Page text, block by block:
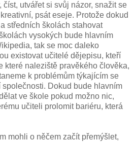
číst, utvářet si svůj názor, snažit se
psát eseje. Protože dokud
středních školách stahovat
vysokých bude hlavním
tak se moc daleko
existovat učitelé dějepisu, kteří
které naleziště pravěkého člověka,
k problémům týkajícím se
Dokud bude hlavním
ve škole pokud možno nic,
učiteli prolomit bariéru, která
mohli o něčem začít přemýšlet,